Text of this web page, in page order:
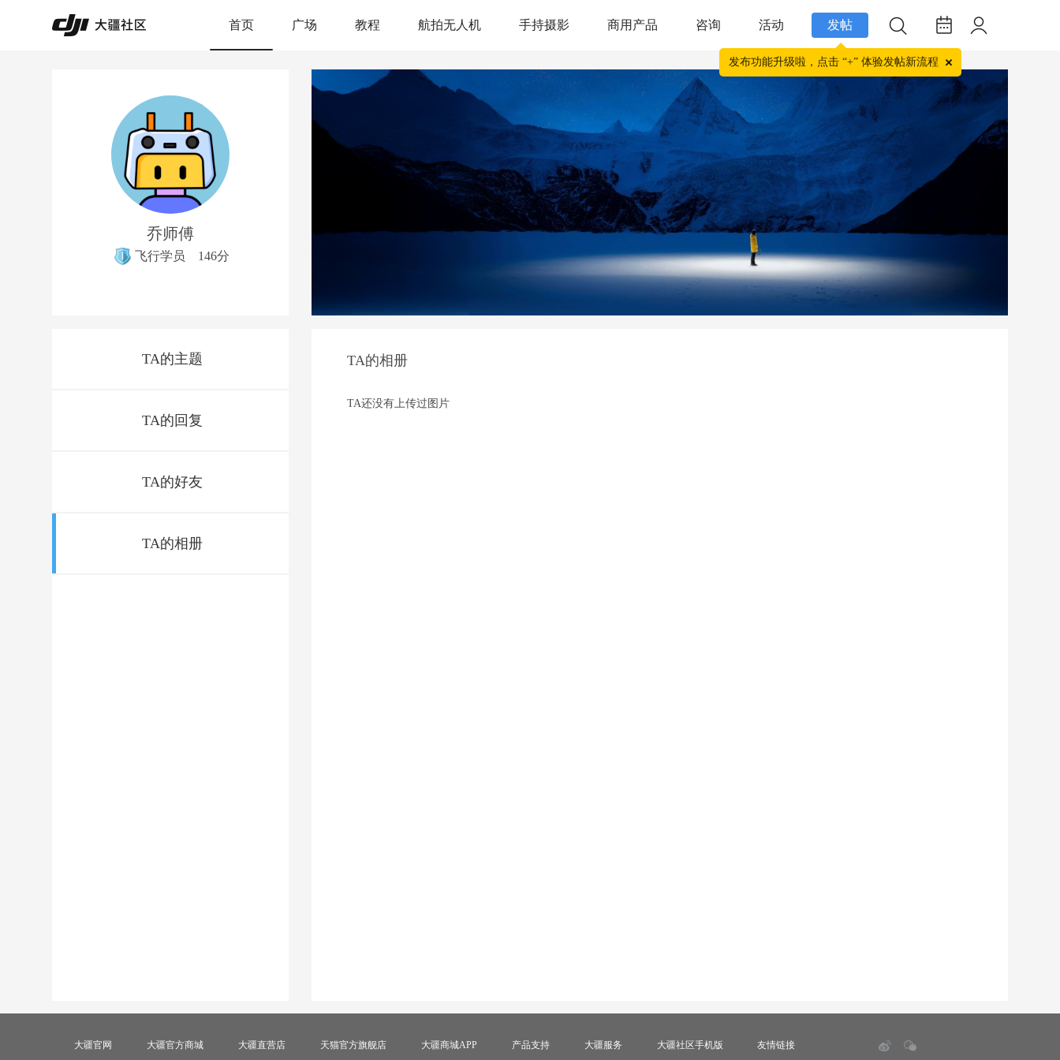
首页 广场 教程 航拍无人机 手持摄影 商用产品 咨询 活动 发帖
发布功能升级啦，点击 “+” 体验发帖新流程
乔师傅
飞行学员 146分
TA的主题
TA的回复
TA的好友
TA的相册
TA的相册
TA还没有上传过图片
大疆官网 大疆官方商城 大疆直营店 天猫官方旗舰店 大疆商城APP 产品支持 大疆服务 大疆社区手机版 友情链接